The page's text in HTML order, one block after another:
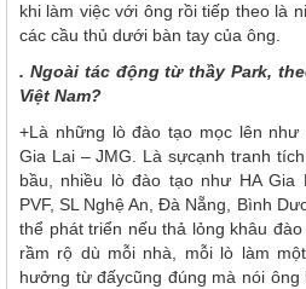
khi làm việc với ông rồi tiếp theo là
các cầu thủ dưới bàn tay của ông.
. Ngoài tác động từ thầy Park,
Việt Nam?
+Là những lò đào tạo mọc lên
Gia Lai – JMG. Là sựcạnh tranh
bầu, nhiều lò đào tạo như HA Gia
PVF, SL Nghệ An, Đà Nẵng, Bình
thể phát triển nếu thả lỏng khâu
rầm rộ dù mỗi nhà, mỗi lò làm
hưởng từ đấycũng đúng mà nói